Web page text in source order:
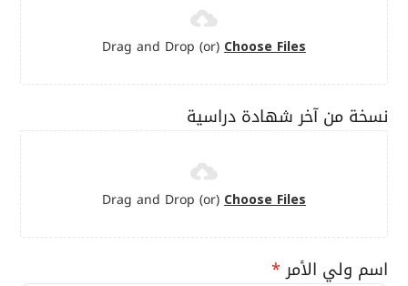
Drag and Drop (or)Choose Files
نسخة من آخر شهادة دراسية
Drag and Drop (or)Choose Files
اسم ولي الأمر*